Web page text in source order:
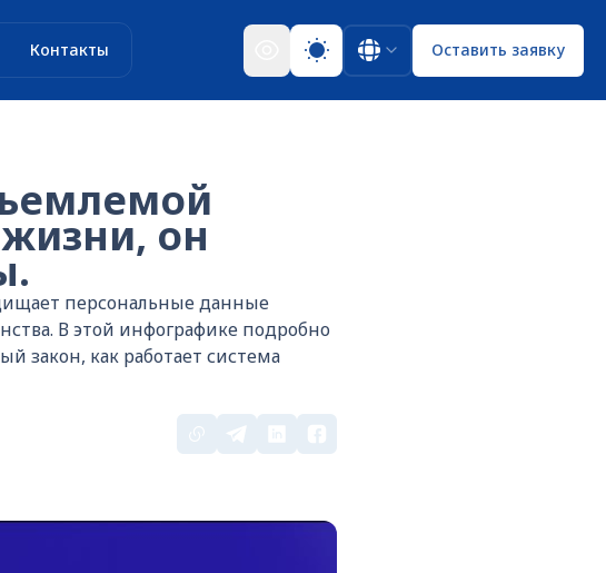
Контакты Оставить заявку
он
персональные данные
В этой инфографике подробно
закон, как работает система